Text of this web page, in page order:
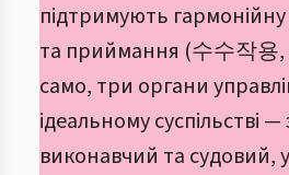
підтримують
та приймання (수수작용,
само, три органи
ідеальному суспільстві
виконавчий та судовий,